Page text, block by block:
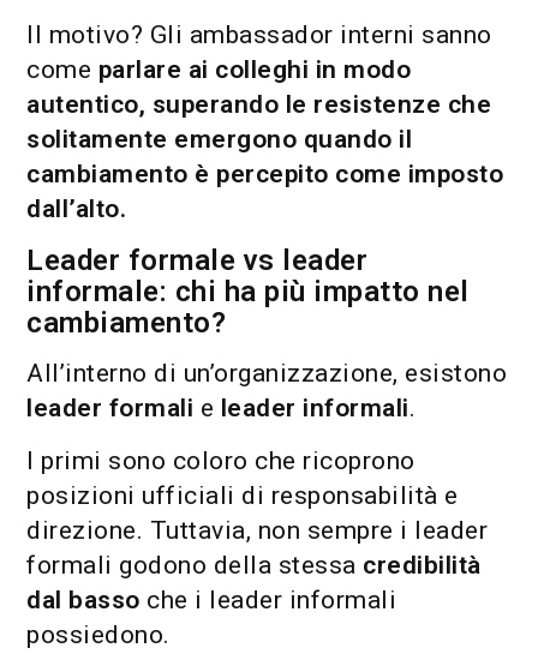
Il motivo? Gli ambassador interni sanno
come parlare ai colleghi in modo
autentico, superando le resistenze che
solitamente emergono quando il
cambiamento è percepito come imposto
dall’alto.
Leader formale vs leader
informale: chi ha più impatto nel
cambiamento?
All’interno di un’organizzazione, esistono
leader formali e leader informali.
I primi sono coloro che ricoprono
posizioni ufficiali di responsabilità e
direzione. Tuttavia, non sempre i leader
formali godono della stessa credibilità
dal basso che i leader informali
possiedono.